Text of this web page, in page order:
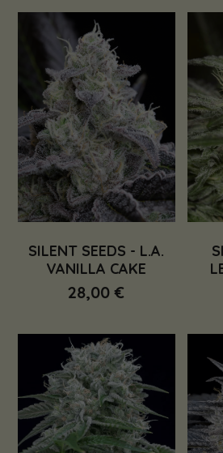
SILENT SEEDS - L.A.
VANILLA CAKE
28,00 €